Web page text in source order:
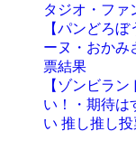
タジオ・ファ
【パンどろ
ーヌ・おかみ
票結果
【ゾンビラ
い！・期待は
い 推し推し投